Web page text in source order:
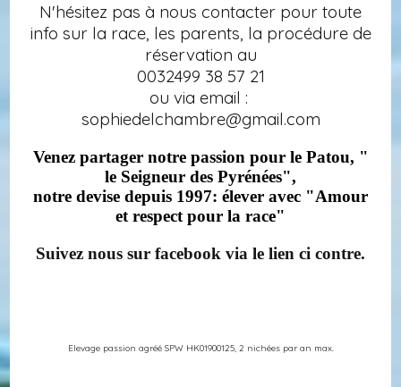
N'hésitez pas à nous contacter pour toute
info sur la race, les parents, la procédure de
réservation au
0032499 38 57 21
ou via email :
sophiedelchambre@gmail.com
Venez partager notre passion pour le Patou, "
le Seigneur des Pyrénées",
notre devise depuis 1997: élever avec "Amour
et respect pour la race"
Suivez nous sur facebook via le lien ci contre.
Elevage passion agréé SPW HK01900125, 2 nichées par an max.